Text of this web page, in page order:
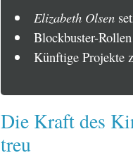
Elizabeth Olsen
Blockbuster-
Künftige Projekte
Die Kraft des
treu